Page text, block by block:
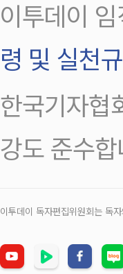
이투데이
령 및 실천
한국기자협
강도 준수
이투데이 독자편집위원회는 독